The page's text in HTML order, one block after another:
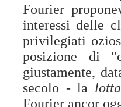
Fourier
interessi delle
privilegiati
posizione di
giustamente,
secolo - la
Fourier ancor